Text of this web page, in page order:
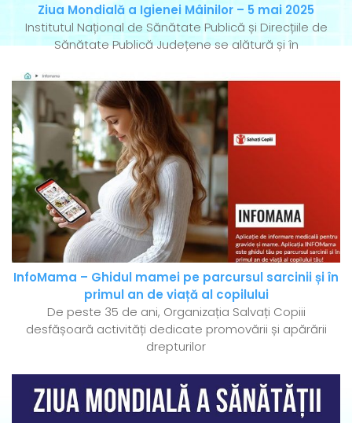
Ziua Mondială a Igienei Mâinilor – 5 mai 2025
Institutul Național de Sănătate Publică și Direcțiile de
Sănătate Publică Județene se alătură și în
InfoMama – Ghidul mamei pe parcursul sarcinii și în
primul an de viață al copilului
De peste 35 de ani, Organizația Salvați Copiii
desfășoară activități dedicate promovării și apărării
drepturilor